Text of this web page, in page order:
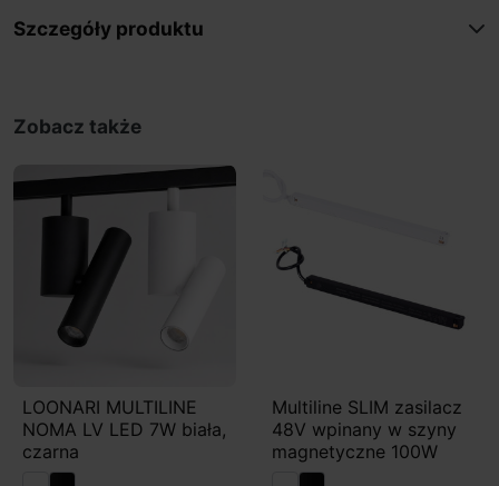
Szczegóły produktu
Zobacz także
LOONARI MULTILINE
NOMA LV LED 7W biała,
czarna
Multiline SLIM zasilacz
48V wpinany w szyny
magnetyczne 100W